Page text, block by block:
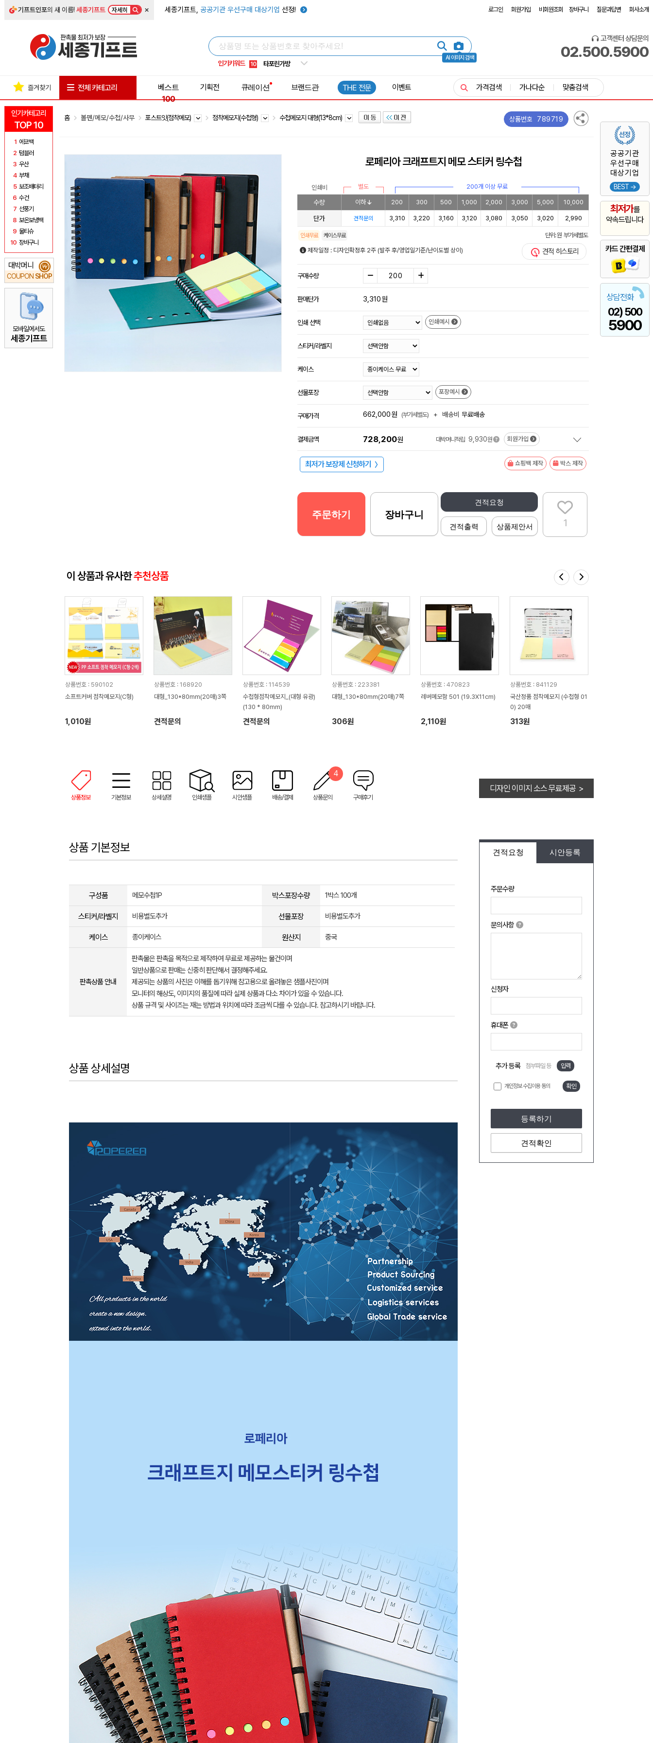
기프트인포의 새 이름!세종기프트 자세히 × 세종기프트, 공공기관 우선구매 대상기업 선정! 로그인 회원가입 비회원조회 장바구니 질문과답변 회사소개
AI 이미지 검색
인기키워드
6 우산
9 넥쿨러
10 타포린가방
고객센터 상담문의
02.500.5900
인기카테고리
TOP 10
1 에코백
2 텀블러
3 우산
4 부채
5 보조배터리
6 수건
7 선풍기
8 보온보냉백
9 물티슈
10 장바구니
대박머니
COUPON SHOP
₩
모바일에서도
세종기프트
공공기관
우선구매
대상기업
BEST →
최저가를
약속드립니다
카드 간편결제
상담전화
02) 500
5900
즐겨찾기 전체 카테고리
베스트
100
기획전 큐레이션 브랜드관 THE 전문 이벤트 가격검색 가나다순 맞춤검색
홈 볼펜/메모/수첩/사무 포스트잇(점착메모) 점착메모지(수첩형) 수첩메모지 대형(13*8cm) 상품번호 789719
로페리아 크래프트지 메모 스티커 링수첩
인쇄비 별도 200개 이상 무료
수량 이하 200 300 500 1,000 2,000 3,000 5,000 10,000
단가 견적문의 3,310 3,220 3,160 3,120 3,080 3,050 3,020 2,990
인쇄무료 케이스무료 단위: 원 부가세별도
제작일정 : 디자인확정후 2주 (발주 후/영업일기준/난이도별 상이) 견적 히스토리
구매수량
판매단가 3,310원
인쇄 선택 인쇄예시
스티커/라벨지
케이스
선물포장 포장예시
구매가격 662,000원 (부가세별도) + 배송비 무료배송
결제금액 728,200원 대박머니적립 9,930원 회원가입
최저가 보장제 신청하기 〉 쇼핑백 제작 박스 제작
1
견적요청
견적출력 상품제안서
주문하기 장바구니
이 상품과 유사한추천상품
상품번호 : 590102
소프트커버 점착메모지(C형)
1,010원
상품번호 : 168920
대형_130*80mm(20매)3쪽
견적문의
상품번호 : 114539
수첩형점착메모지_(대형 유광)
(130 * 80mm)
견적문의
상품번호 : 223381
대형_130*80mm(20매)7쪽
306원
상품번호 : 470823
레버메모함 501 (19.3X11cm)
2,110원
상품번호 : 841129
국산정품 점착메모지 (수첩형 01
0) 20매
313원
상품정보 기본정보 상세설명 인쇄샘플 시안샘플 배송/결제 상품문의
4
구매후기
디자인 이미지 소스 무료제공 >
견적요청 시안등록
주문수량
문의사항
신청자
휴대폰
추가 등록 첨부파일 등 입력
개인정보 수집이용 동의 확인
등록하기
견적확인
상품 기본정보
구성품 메모수첩1P 박스포장수량 1박스 100개
스티커/라벨지 비용별도추가 선물포장 비용별도추가
케이스 종이케이스 원산지 중국
판촉상품 안내
판촉물은 판촉을 목적으로 제작하여 무료로 제공하는 물건이며
일반상품으로 판매는 신중히 판단해서 결정해주세요.
제공되는 상품의 사진은 이해를 돕기위해 참고용으로 올려놓은 샘플사진이며
모니터의 해상도, 이미지의 품질에 따라 실제 상품과 다소 차이가 있을 수 있습니다.
상품 규격 및 사이즈는 재는 방법과 위치에 따라 조금씩 다를 수 있습니다. 참고하시기 바랍니다.
상품 상세설명